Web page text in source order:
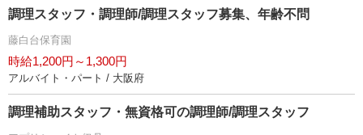
調理スタッフ・調理師/調理スタッフ募集、年齢不問
藤白台保育園
時給1,200円～1,300円
アルバイト・パート / 大阪府
調理補助スタッフ・無資格可の調理師/調理スタッフ